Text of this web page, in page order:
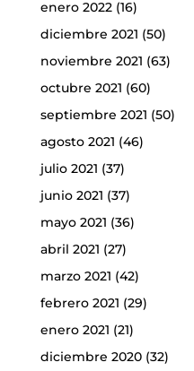
enero 2022(16)
diciembre 2021 (50)
noviembre 2021 (63)
octubre 2021 (60)
septiembre 2021 (50)
agosto 2021 (46)
julio 2021 (37)
junio 2021 (37)
mayo 2021 (36)
abril 2021 (27)
marzo 2021 (42)
febrero 2021 (29)
enero 2021 (21)
diciembre 2020(32)